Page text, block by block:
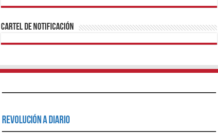
1xbetBetturkeyBetistKralbetSupertotobetTipobetMatadorbetMariobet
https://mvbcasino.com/
Cartel de Notificación
Revolución a Diario